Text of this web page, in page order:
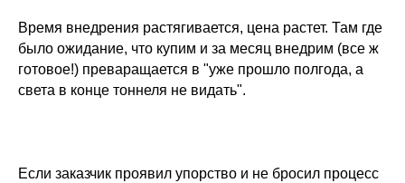
Время внедрения растягивается, цена растет. Там где
было ожидание, что купим и за месяц внедрим (все ж
готовое!) преваращается в "уже прошло полгода, а
света в конце тоннеля не видать".
Если заказчик проявил упорство и не бросил процесс